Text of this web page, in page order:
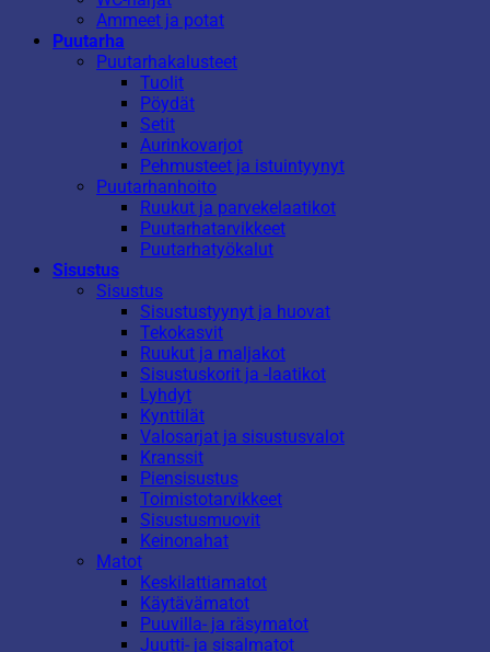
Ammeet ja potat
Puutarha
Puutarhakalusteet
Tuolit
Pöydät
Setit
Aurinkovarjot
Pehmusteet ja istuintyynyt
Puutarhanhoito
Ruukut ja parvekelaatikot
Puutarhatarvikkeet
Puutarhatyökalut
Sisustus
Sisustus
Sisustustyynyt ja huovat
Tekokasvit
Ruukut ja maljakot
Sisustuskorit ja -laatikot
Lyhdyt
Kynttilät
Valosarjat ja sisustusvalot
Kranssit
Piensisustus
Toimistotarvikkeet
Sisustusmuovit
Keinonahat
Matot
Keskilattiamatot
Käytävämatot
Puuvilla- ja räsymatot
Juutti- ja sisalmatot